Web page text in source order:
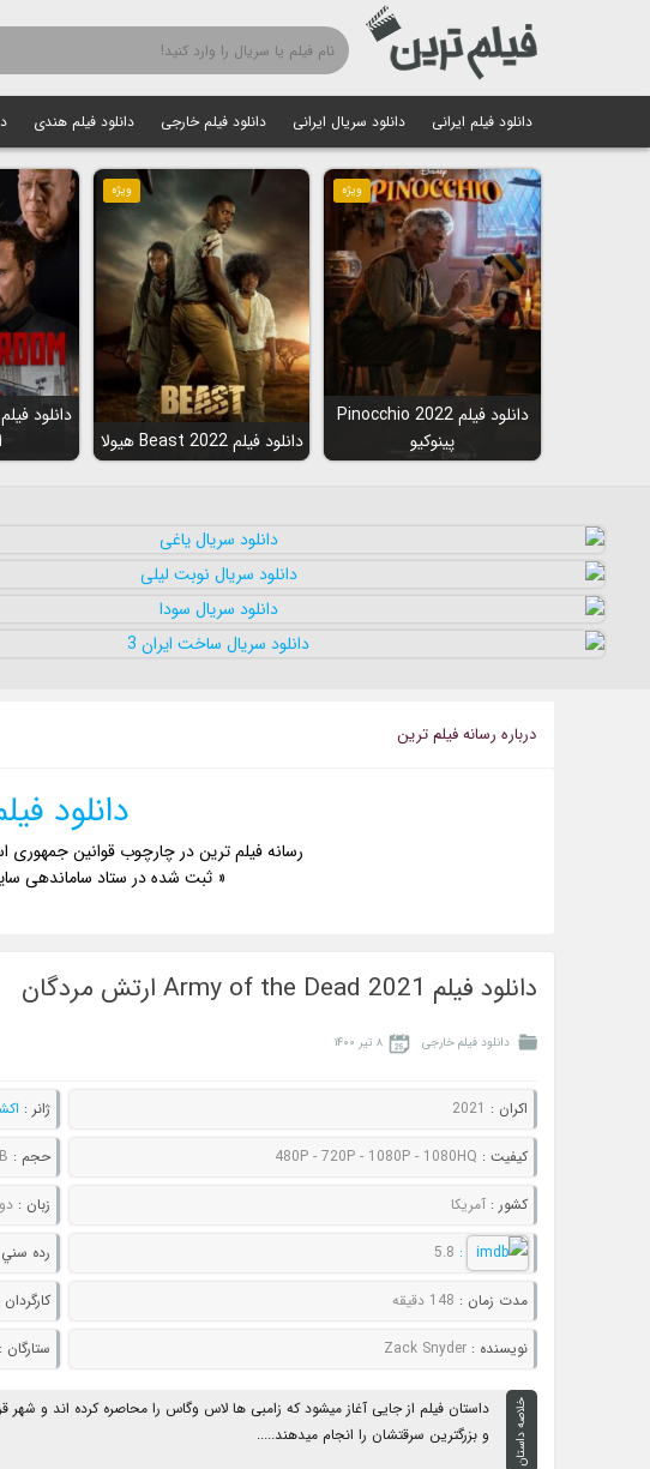
دانلود فیلم ایرانی دانلود سریال ایرانی دانلود فیلم خارجی دانلود فیلم هندی
ویژه
دانلود فیلم Pinocchio 2022
پینوکیو
ویژه
دانلود فیلم Beast 2022 هیولا
درباره رسانه فيلم ترين
دانلود
رسانه فیلم ترین در چارچوب قوانین جمهوری
« ثبت شده در ستاد ساماندهی
دانلود فیلم Army of the Dead 2021 ارتش مردگان
دانلود فیلم خارجی ۸ تیر ۱۴۰۰
اکران : 2021 ژانر :
کيفيت : 480P - 720P - 1080P - 1080HQ حجم :
کشور :آمریکا زبان :
:
5.8 رده
مدت زمان : 148 دقیقه
نويسنده :Zack Snyder ستارگان :
خلاصه داستان
داستان فیلم از جایی آغاز میشود که زامبی ها لاس وگاس را محاصره کرده اند و
و بزرگترین سرقتشان را انجام میدهند.....